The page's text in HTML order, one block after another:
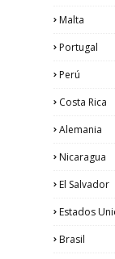
Malta
Portugal
Perú
Costa Rica
Alemania
Nicaragua
El Salvador
Estados
Brasil